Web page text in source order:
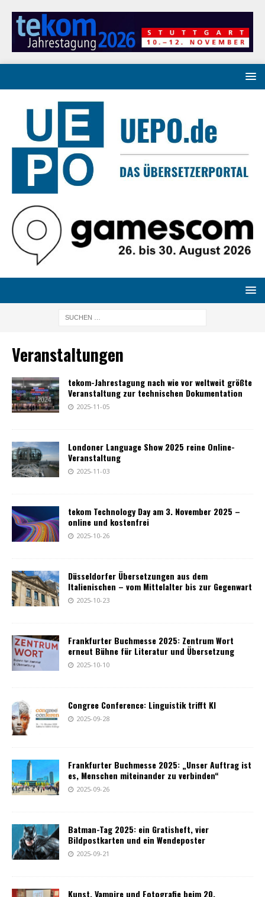
Veranstaltungen
tekom-Jahrestagung nach wie vor weltweit größte
Veranstaltung zur technischen Dokumentation
2025-11-05
Londoner Language Show 2025 reine Online-
Veranstaltung
2025-11-03
tekom Technology Day am 3. November 2025 –
online und kostenfrei
2025-10-26
Düsseldorfer Übersetzungen aus dem
Italienischen – vom Mittelalter bis zur Gegenwart
2025-10-23
Frankfurter Buchmesse 2025: Zentrum Wort
erneut Bühne für Literatur und Übersetzung
2025-10-10
Congree Conference: Linguistik trifft KI
2025-09-28
Frankfurter Buchmesse 2025: „Unser Auftrag ist
es, Menschen miteinander zu verbinden“
2025-09-26
Batman-Tag 2025: ein Gratisheft, vier
Bildpostkarten und ein Wendeposter
2025-09-21
Kunst, Vampire und Fotografie beim 20.